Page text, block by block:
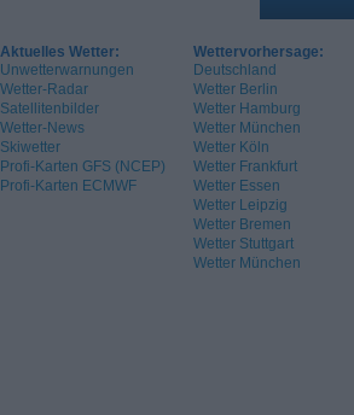
Aktuelles Wetter:
Unwetterwarnungen
Wetter-Radar
Satellitenbilder
Wetter-News
Skiwetter
Profi-Karten GFS (NCEP)
Profi-Karten ECMWF
Wettervorhersage:
Deutschland
Wetter Berlin
Wetter Hamburg
Wetter München
Wetter Köln
Wetter Frankfurt
Wetter Essen
Wetter Leipzig
Wetter Bremen
Wetter Stuttgart
Wetter München